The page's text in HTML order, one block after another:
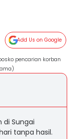
Add Us on Google
pencarian korban
di Sungai
tanpa hasil.